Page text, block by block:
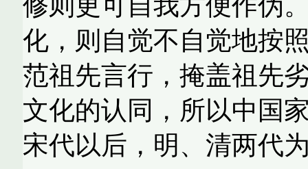
化，则自觉不自觉地按
范祖先言行，掩盖祖先
文化的认同，所以中国
宋代以后，明、清两代